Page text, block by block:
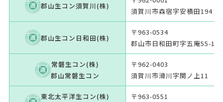
郡山生コン須賀川(株)
須賀川市森宿字安積田194
郡山生コン日和田(株)
〒963-0534
郡山市日和田町字五庵55-1
常磐生コン(株)
郡山常磐生コン
〒962-0403
須賀川市滑川字関ノ上11
東北太平洋生コン(株)
〒963-0551